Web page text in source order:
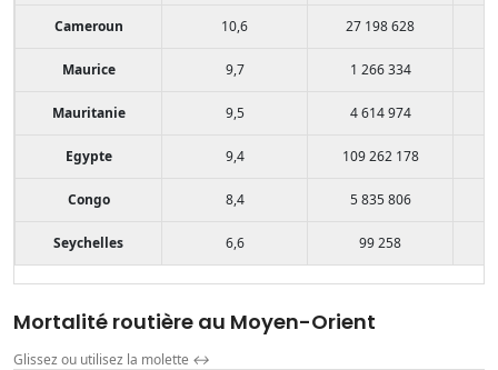
Cameroun 10,6 27 198 628
Maurice 9,7 1 266 334
Mauritanie 9,5 4 614 974
Egypte 9,4 109 262 178
Congo 8,4 5 835 806
Seychelles 6,6 99 258
Mortalité routière au Moyen-Orient
Glissez ou utilisez la molette ↔